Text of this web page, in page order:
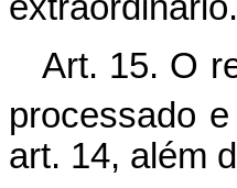
extraordinário.
Art. 15. O
processado
art. 14, além